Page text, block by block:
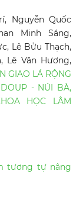
Nguyễn Quốc
Minh Sáng,
Lê Bửu Thạch,
Lê Văn Hương,
GIAO LÁ RỘNG
- NÚI BÀ,
HỌC LÂM
tương tự nâng